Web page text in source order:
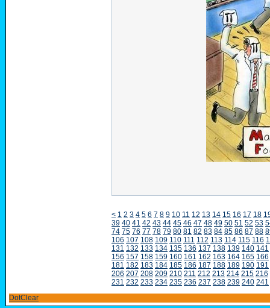
< 1 2 3 4 5 6 7 8 9 10 11 12 13 14 15 16 17 18
39 40 41 42 43 44 45 46 47 48 49 50 51 52 53
74 75 76 77 78 79 80 81 82 83 84 85 86 87 88
106 107 108 109 110 111 112 113 114 115 116
131 132 133 134 135 136 137 138 139 140 141
156 157 158 159 160 161 162 163 164 165 166
181 182 183 184 185 186 187 188 189 190 191
206 207 208 209 210 211 212 213 214 215 216
231 232 233 234 235 236 237 238 239 240 241
DotClear